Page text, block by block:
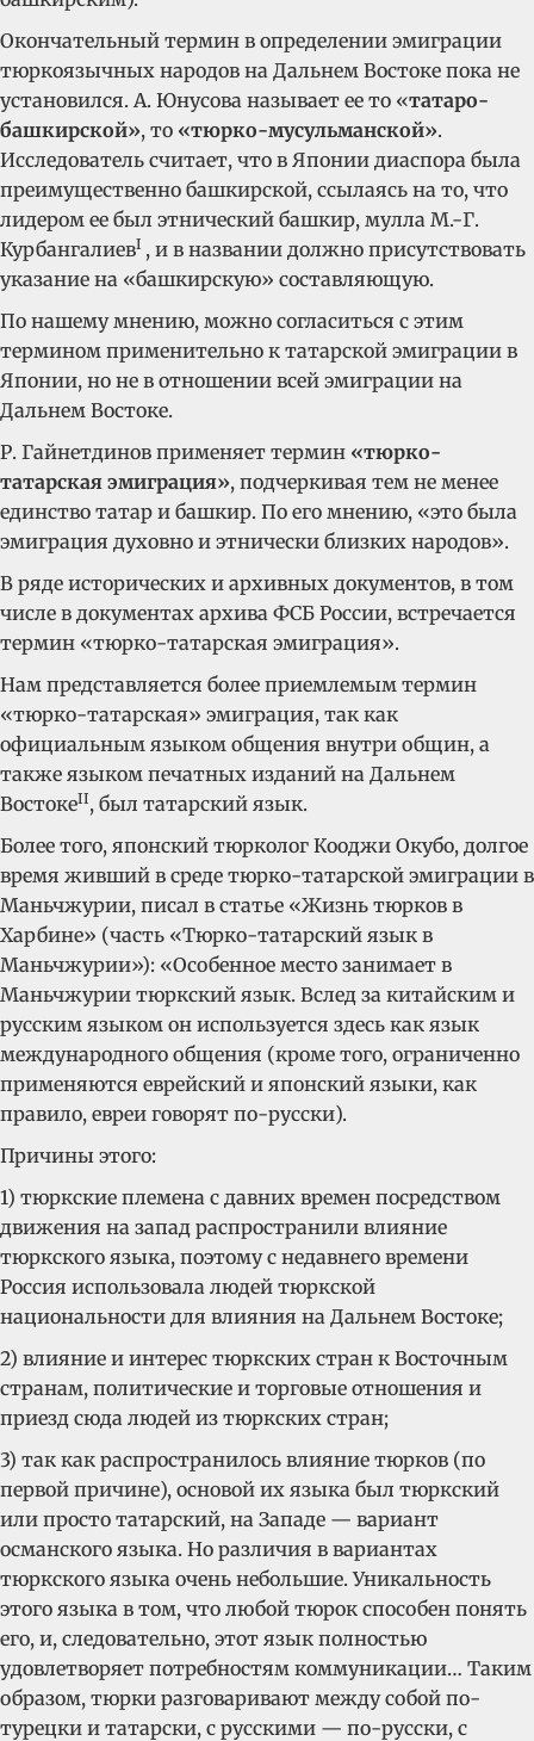
Окончательный термин в определении эмиграции
тюркоязычных народов на Дальнем Востоке пока не
установился. А. Юнусова называет ее то «татаро-
башкирской», то «тюрко-мусульманской».
Исследователь считает, что в Японии диаспора была
преимущественно башкирской, ссылаясь на то, что
лидером ее был этнический башкир, мулла М.-Г.
КурбангалиевI , и в названии должно присутствовать
указание на «башкирскую» составляющую.
По нашему мнению, можно согласиться с этим
термином применительно к татарской эмиграции в
Японии, но не в отношении всей эмиграции на
Дальнем Востоке.
Р. Гайнетдинов применяет термин «тюрко-
татарская эмиграция», подчеркивая тем не менее
единство татар и башкир. По его мнению, «это была
эмиграция духовно и этнически близких народов».
В ряде исторических и архивных документов, в том
числе в документах архива ФСБ России, встречается
термин «тюрко-татарская эмиграция».
Нам представляется более приемлемым термин
«тюрко-татарская» эмиграция, так как
официальным языком общения внутри общин, а
также языком печатных изданий на Дальнем
ВостокеII, был татарский язык.
Более того, японский тюрколог Кооджи Окубо, долгое
время живший в среде тюрко-татарской эмиграции в
Маньчжурии, писал в статье «Жизнь тюрков в
Харбине» (часть «Тюрко-татарский язык в
Маньчжурии»): «Особенное место занимает в
Маньчжурии тюркский язык. Вслед за китайским и
русским языком он используется здесь как язык
международного общения (кроме того, ограниченно
применяются еврейский и японский языки, как
правило, евреи говорят по-русски).
Причины этого:
1) тюркские племена с давних времен посредством
движения на запад распространили влияние
тюркского языка, поэтому с недавнего времени
Россия использовала людей тюркской
национальности для влияния на Дальнем Востоке;
2) влияние и интерес тюркских стран к Восточным
странам, политические и торговые отношения и
приезд сюда людей из тюркских стран;
3) так как распространилось влияние тюрков (по
первой причине), основой их языка был тюркский
или просто татарский, на Западе — вариант
османского языка. Но различия в вариантах
тюркского языка очень небольшие. Уникальность
этого языка в том, что любой тюрок способен понять
его, и, следовательно, этот язык полностью
удовлетворяет потребностям коммуникации… Таким
образом, тюрки разговаривают между собой по-
турецки и татарски, с русскими — по-русски, с